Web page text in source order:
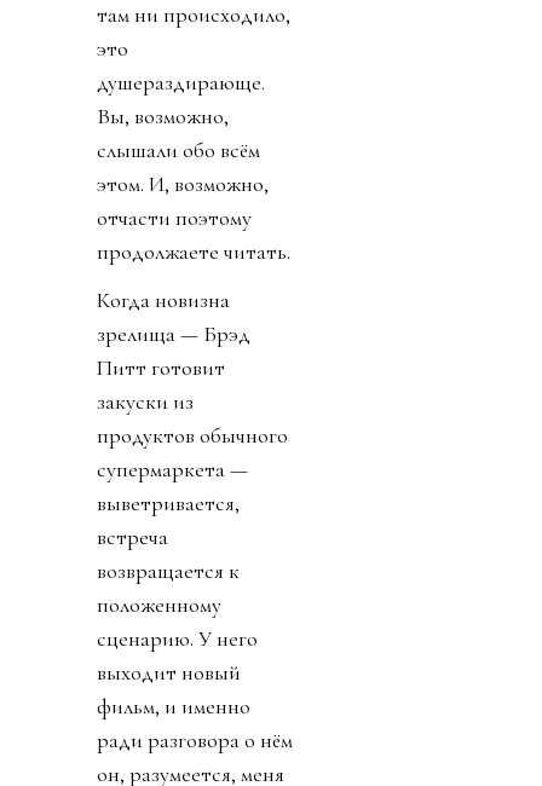
там ни происходило,
это
душераздирающе.
Вы, возможно,
слышали обо всём
этом. И, возможно,
отчасти поэтому
продолжаете читать.
Когда новизна
зрелища — Брэд
Питт готовит
закуски из
продуктов обычного
супермаркета —
выветривается,
встреча
возвращается к
положенному
сценарию. У него
выходит новый
фильм, и именно
ради разговора о нём
он, разумеется, меня